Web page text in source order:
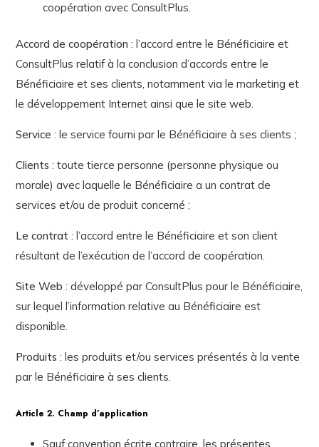
coopération avec ConsultPlus.
Accord de coopération : l’accord entre le Bénéficiaire et
ConsultPlus relatif à la conclusion d’accords entre le
Bénéficiaire et ses clients, notamment via le marketing et
le développement Internet ainsi que le site web.
Service : le service fourni par le Bénéficiaire à ses clients ;
Clients : toute tierce personne (personne physique ou
morale) avec laquelle le Bénéficiaire a un contrat de
services et/ou de produit concerné ;
Le contrat : l’accord entre le Bénéficiaire et son client
résultant de l’exécution de l’accord de coopération.
Site Web : développé par ConsultPlus pour le Bénéficiaire,
sur lequel l’information relative au Bénéficiaire est
disponible.
Produits : les produits et/ou services présentés à la vente
par le Bénéficiaire à ses clients.
Article 2. Champ d’application
Sauf convention écrite contraire, les présentes